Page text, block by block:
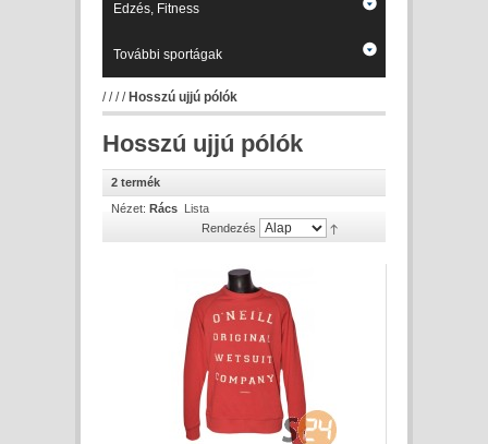
Edzés, Fitness
További sportágak
//// Hosszú ujjú pólók
Hosszú ujjú pólók
2 termék
Nézet: Rács Lista
Rendezés